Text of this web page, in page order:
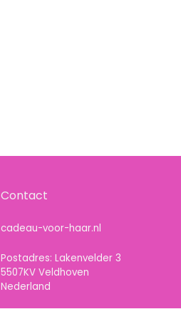
Contact
cadeau-voor-haar.nl
Postadres: Lakenvelder 3
5507KV Veldhoven
Nederland